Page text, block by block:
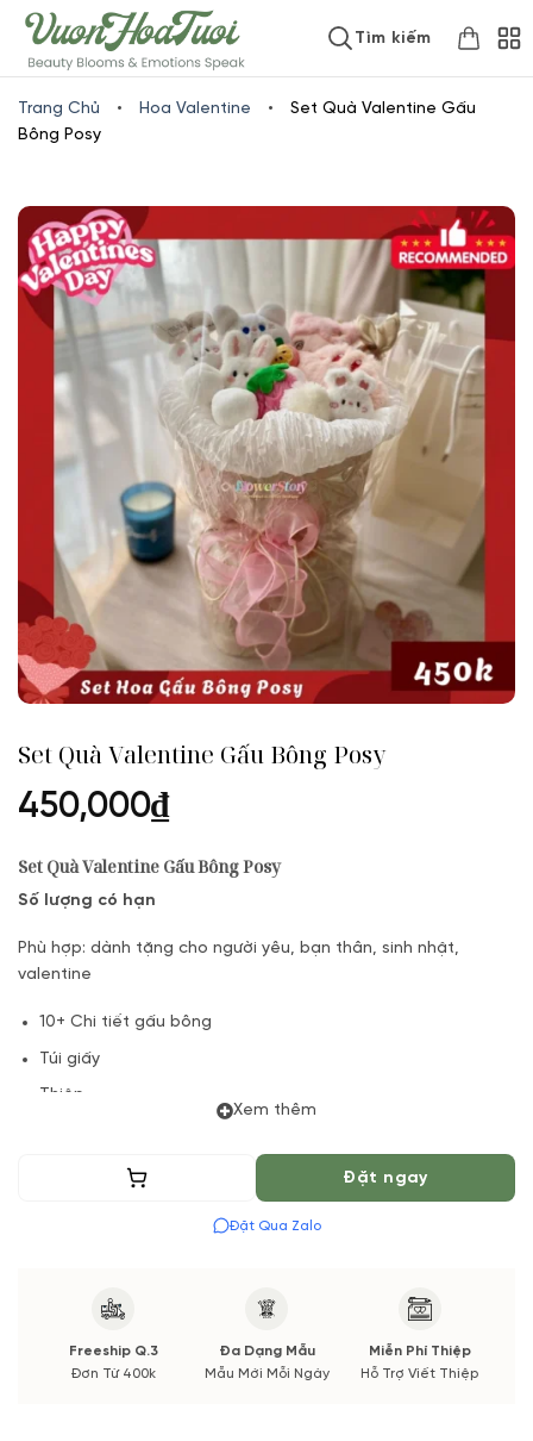
www.vuonhoatuoi.vnSkip
to
content
Tìm kiếm
Trang Chủ • Hoa Valentine •
Set Quà Valentine Gấu
Bông Posy
Set Quà Valentine Gấu Bông Posy
450,000₫
Set Quà Valentine Gấu Bông Posy
Số lượng có hạn
Phù hợp: dành tặng cho người yêu, bạn thân, sinh nhật,
valentine
10+ Chi tiết gấu bông
Túi giấy
Thiệp
kiện bông nên vị trí các chú gấu sẽ tương đối giống mẫu 90 –
95%. Shop đảm bảo số lượng, chất lượng.
Xem thêm
Thêm vào giỏ Đặt ngay
Đặt Qua Zalo
Freeship Q.3
Đơn Từ 400k
Đa Dạng Mẫu
Mẫu Mới Mỗi Ngày
Miễn Phí Thiệp
Hỗ Trợ Viết Thiệp